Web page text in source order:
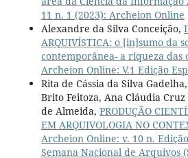
11 n. 1 (2023): Archeion Online
Alexandre da Silva Conceição,
ARQUIVÍSTICA: o [in]sumo da
contemporânea- a riqueza das
Archeion Online: V.1 Edição
Rita de Cássia da Silva
Brito Feitoza, Ana Cláudia
de Almeida, PRODUÇÃO
EM ARQUIVOLOGIA NO
Archeion Online: v. 10 n.
Semana Nacional de Arquivos